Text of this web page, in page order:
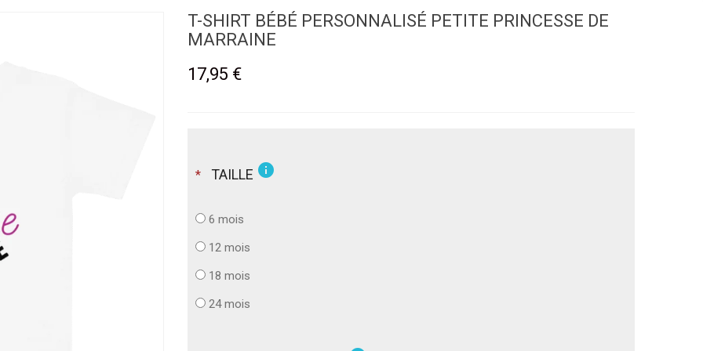
T-SHIRT BÉBÉ PERSONNALISÉ PETITE PRINCESSE DE
MARRAINE
17,95 €
* TAILLE info
6 mois
12 mois
18 mois
24 mois